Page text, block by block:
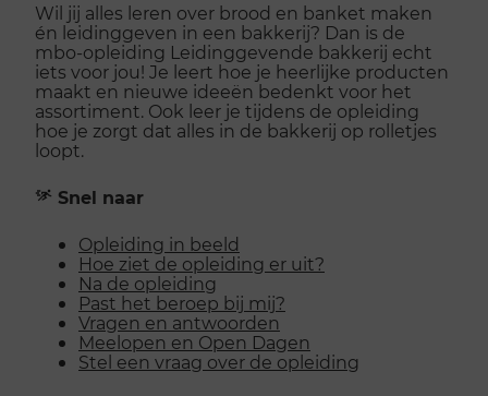
Wil jij alles leren over brood en banket maken
én leidinggeven in een bakkerij? Dan is de
mbo-opleiding Leidinggevende bakkerij echt
iets voor jou! Je leert hoe je heerlijke producten
maakt en nieuwe ideeën bedenkt voor het
assortiment. Ook leer je tijdens de opleiding
hoe je zorgt dat alles in de bakkerij op rolletjes
loopt.
Snel naar
Opleiding in beeld
Hoe ziet de opleiding er uit?
Na de opleiding
Past het beroep bij mij?
Vragen en antwoorden
Meelopen en Open Dagen
Stel een vraag over de opleiding